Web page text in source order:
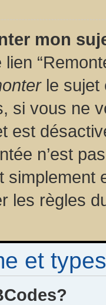
mon
le sujet
si vous ne
est
n’est
simplement
les règles
et